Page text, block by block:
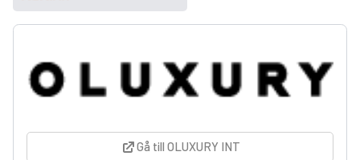
Gå till OLUXURY INT